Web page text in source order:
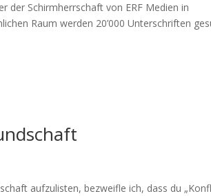
der Schirmherrschaft von ERF Medi­en in
Raum wer­den 20’000 Unter­schriften
aufzulis­ten, bezwei­fle ich, dass du